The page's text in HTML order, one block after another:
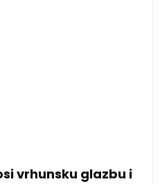
vrhunsku glazbu i